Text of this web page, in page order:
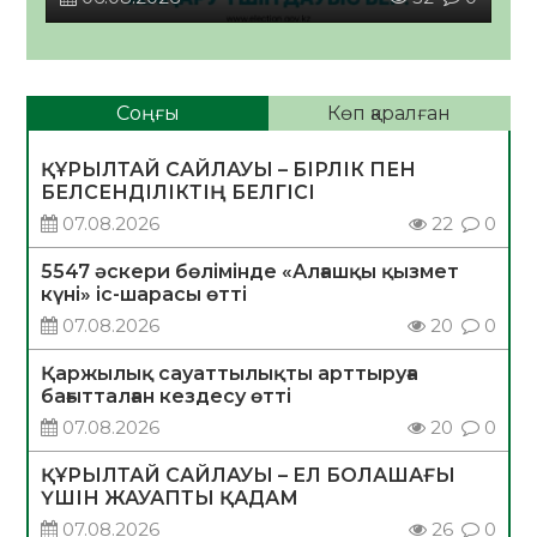
Соңғы Көп қаралған
ҚҰРЫЛТАЙ САЙЛАУЫ – БІРЛІК ПЕН
БЕЛСЕНДІЛІКТІҢ БЕЛГІСІ
07.08.2026
22 0
5547 әскери бөлімінде «Алғашқы қызмет
күні» іс-шарасы өтті
07.08.2026
20 0
Қаржылық сауаттылықты арттыруға
бағытталған кездесу өтті
07.08.2026
20 0
ҚҰРЫЛТАЙ САЙЛАУЫ – ЕЛ БОЛАШАҒЫ
ҮШІН ЖАУАПТЫ ҚАДАМ
07.08.2026
26 0